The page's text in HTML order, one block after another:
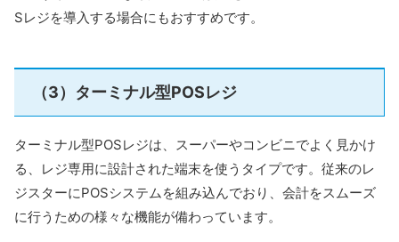
Sレジを導入する場合にもおすすめです。
（3）ターミナル型POSレジ
ターミナル型POSレジは、スーパーやコンビニでよく見かけ
る、レジ専用に設計された端末を使うタイプです。従来のレ
ジスターにPOSシステムを組み込んでおり、会計をスムーズ
に行うための様々な機能が備わっています。